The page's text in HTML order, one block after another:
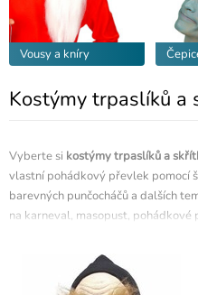
Vousy a kníry
Kostýmy trpaslíků a
Vyberte si kostýmy trpaslíků a
vlastní pohádkový převlek pomocí
barevných punčocháčů a dalších
na karneval, masopust,
kostým Sněhurky.